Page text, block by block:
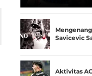
Savicevic
Aktivitas